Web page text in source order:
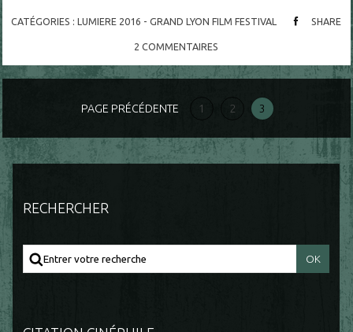
CATÉGORIES :LUMIERE 2016 - GRAND LYON FILM FESTIVAL SHARE
2 COMMENTAIRES
PAGE PRÉCÉDENTE 1 2 3
RECHERCHER